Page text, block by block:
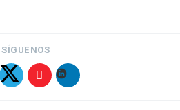
SÍGUENOS